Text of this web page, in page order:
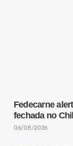
Fedecarne
fechada no
06/08/2026